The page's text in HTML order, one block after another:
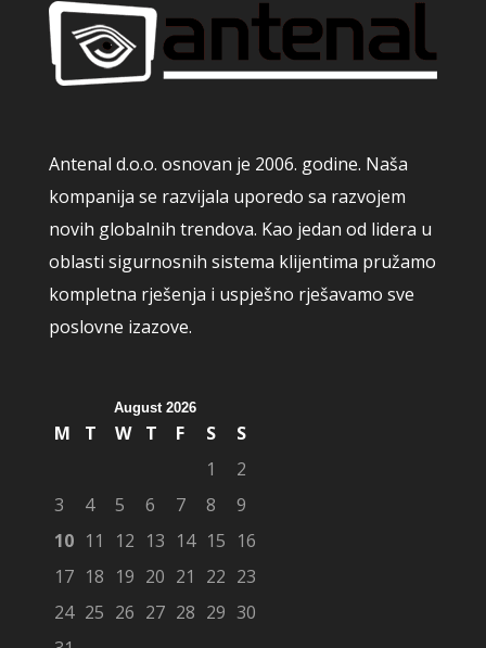
Antenal d.o.o. osnovan je 2006. godine. Naša
kompanija se razvijala uporedo sa razvojem
novih globalnih trendova. Kao jedan od lidera u
oblasti sigurnosnih sistema klijentima pružamo
kompletna rješenja i uspješno rješavamo sve
poslovne izazove.
August 2026
M T W T F S
S
1
2
3
4 5 6 7 8
9
10 11 12 13 14 15 16
17 18 19 20 21 22 23
24 25 26 27 28 29 30